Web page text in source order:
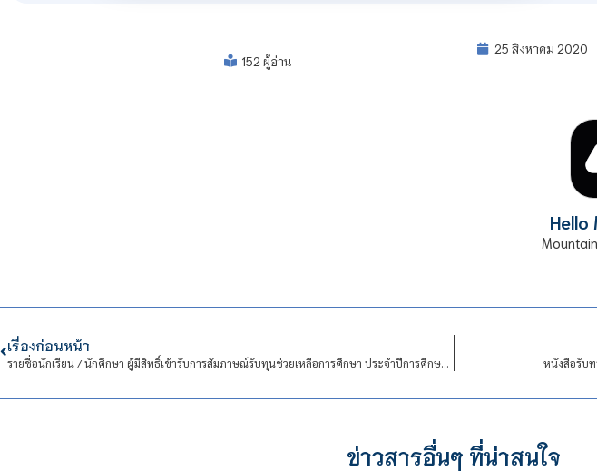
152 ผู้อ่าน
25 สิงหาคม 2020
Hello
เรื่องก่อนหน้า
รายชื่อนักเรียน / นักศึกษา ผู้มีสิทธิ์เข้ารับการสัมภาษณ์รับทุนช่วยเหลือการศึกษา ประจำปีการศึกษา 2563 (รอบ 3) หนังสือรับท
ข่าวสารอื่นๆ ที่น่าสนใจ